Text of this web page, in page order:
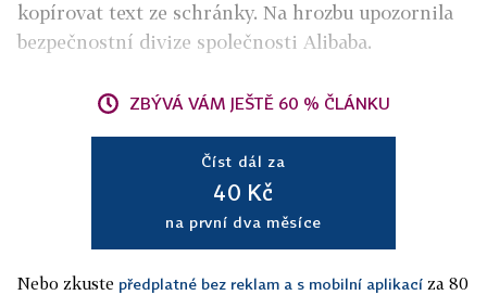
kopírovat text ze schránky. Na hrozbu upozornila
bezpečnostní divize společnosti Alibaba.
ZBÝVÁ VÁM JEŠTĚ 60 % ČLÁNKU
Číst dál za
40 Kč
na první dva měsíce
Nebo zkuste předplatné bez reklam a s mobilní aplikací za 80